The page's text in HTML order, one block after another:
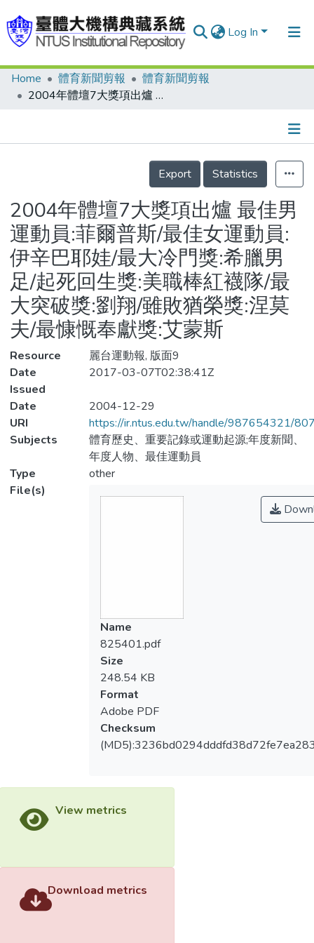
Log In
Communities & Collections
Statistics
Home 體育新聞剪報
體育新聞剪報
2004年體壇7大獎項出爐 最佳男運動員:菲爾普斯/最佳女運動員:伊辛巴耶娃/最大冷門獎:希臘男足/起死回生獎:美職棒紅襪隊/最大突破獎:劉翔/雖敗猶榮獎:涅莫夫/最慷慨奉獻獎:艾蒙斯
Details
Export
Statistics
2004年體壇7大獎項出爐 最佳男
運動員:菲爾普斯/最佳女運動員:
伊辛巴耶娃/最大冷門獎:希臘男
足/起死回生獎:美職棒紅襪隊/最
大突破獎:劉翔/雖敗猶榮獎:涅莫
夫/最慷慨奉獻獎:艾蒙斯
Resource
麗台運動報, 版面9
Date
Issued
2017-03-07T02:38:41Z
Date
2004-12-29
URI
https://ir.ntus.edu.tw/handle/987654321/
Subjects
體育歷史、重要記錄或運動起源;年度新聞、
年度人物、最佳運動員
Type
other
File(s)
Name
825401.pdf
Size
248.54 KB
Format
Adobe PDF
Checksum
View metrics
Download metrics